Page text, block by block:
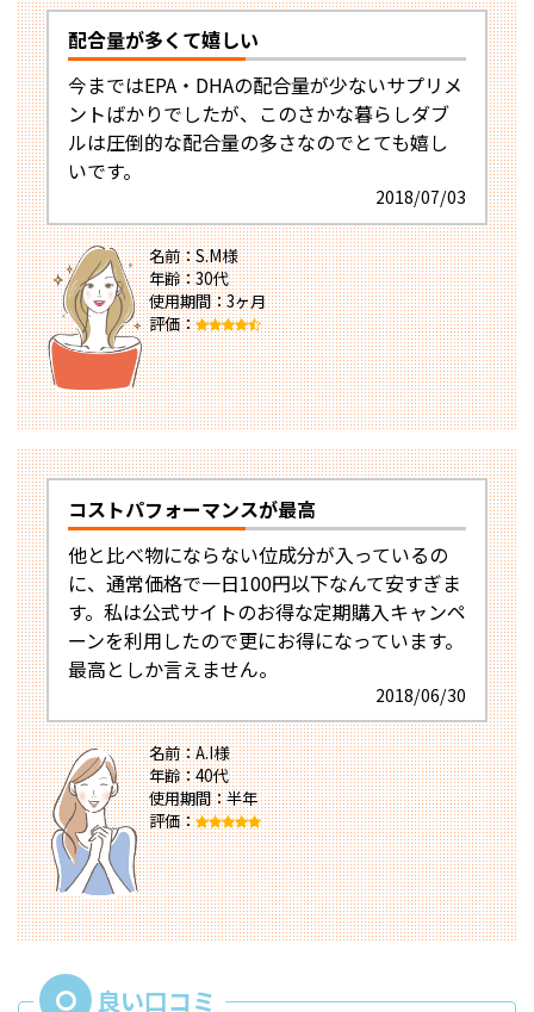
配合量が多くて嬉しい
今まではEPA・DHAの配合量が少ないサプリメ
ントばかりでしたが、このさかな暮らしダブ
ルは圧倒的な配合量の多さなのでとても嬉し
いです。
2018/07/03
名前：S.M様
年齢：30代
使用期間：3ヶ月
評価：
コストパフォーマンスが最高
他と比べ物にならない位成分が入っているの
に、通常価格で一日100円以下なんて安すぎま
す。私は公式サイトのお得な定期購入キャンペ
ーンを利用したので更にお得になっています。
最高としか言えません。
2018/06/30
名前：A.I様
年齢：40代
使用期間：半年
評価：